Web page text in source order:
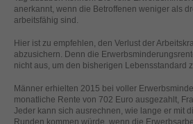
anerkannt, wenn die Betroffenen weniger als
arbeitsfähig sind.
Hier ist zu empfehlen, den Verlust der
abzusichern. Denn die
nicht aus, um den bisherigen Lebensstandard
Männer erhielten 2015 bei voller
monatliche Rente von 702 Euro ausgezahlt,
Jeder kann sich ausrechnen, wie lange er mit
helfen, diese Website und Ihre
Personenbezogene Daten können
Anzeigen- und Inhaltsmessung. Weitere
Verwendung Ihrer Daten finden Sie in
Hier finden Sie eine Übersicht über alle
können Ihre Einwilligung zu ganzen
weitere Informationen anzeigen lassen
Cookies auswählen.